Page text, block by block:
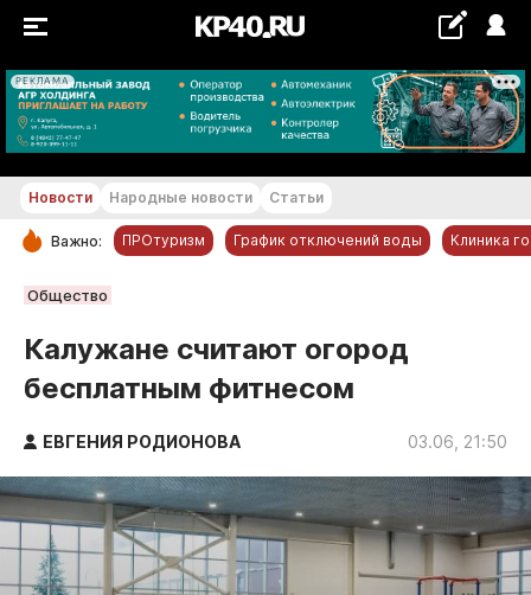
РЕКЛАМА
+26...+27 °С
РУБРИКИ
Новости компаний
Статьи
Народные новости
Авто и транспорт
Благоустройство
Криминал
Культура
Новости Народные новости Статьи
Важно: ПРОтуризм График отключений воды Клиника
Общество
Калужане считают огород
бесплатным фитнесом
ЕВГЕНИЯ РОДИОНОВА 03.06, 21:50